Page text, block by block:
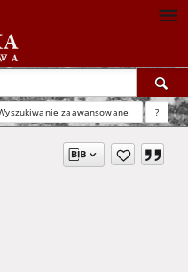
zaawansowane ?